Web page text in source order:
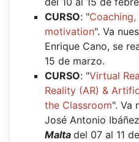
CURSO: "
motivation". Va
Enrique Cano, se
15 de marzo.
CURSO: "Virtual
Reality (AR) &
the Classroom". Va
José Antonio
Malta del 07 al 11